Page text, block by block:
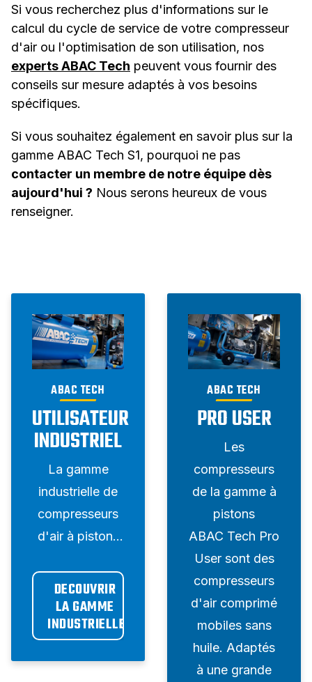
Si vous recherchez plus d'informations sur le
calcul du cycle de service de votre compresseur
d'air ou l'optimisation de son utilisation, nos
experts ABAC Tech peuvent vous fournir des
conseils sur mesure adaptés à vos besoins
spécifiques.
Si vous souhaitez également en savoir plus sur la
gamme ABAC Tech S1, pourquoi ne pas
contacter un membre de notre équipe dès
aujourd'hui ? Nous serons heureux de vous
renseigner.
ABAC TECH
UTILISATEUR
INDUSTRIEL
La gamme
industrielle de
compresseurs
d'air à pistons
conçue pour
vous offrir les
meilleures
DECOUVRIR
LA GAMME
INDUSTRIELLE
ABAC TECH
PRO USER
Les
compresseurs
de la gamme à
pistons
ABAC Tech Pro
User sont des
compresseurs
d'air comprimé
mobiles sans
huile. Adaptés
à une grande